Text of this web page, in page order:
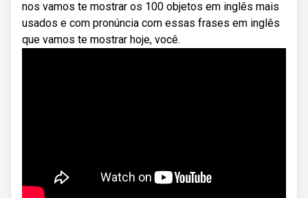
nos vamos te mostrar os 100 objetos em inglês mais
usados e com pronúncia com essas frases em inglês
que vamos te mostrar hoje, você.